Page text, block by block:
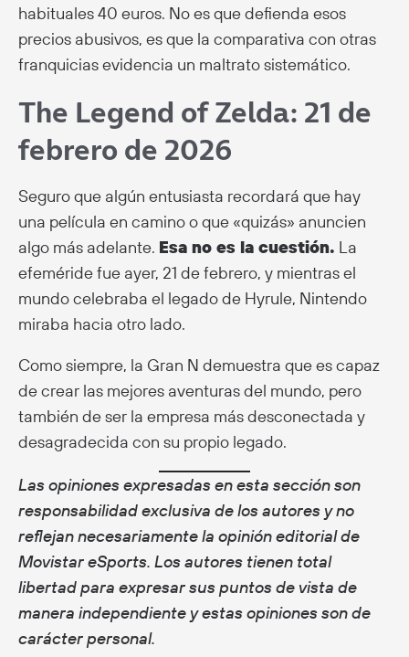
habituales 40 euros. No es que defienda esos
precios abusivos, es que la comparativa con otras
franquicias evidencia un maltrato sistemático.
The Legend of Zelda: 21 de
febrero de 2026
Seguro que algún entusiasta recordará que hay
una película en camino o que «quizás» anuncien
algo más adelante. Esa no es la cuestión. La
efeméride fue ayer, 21 de febrero, y mientras el
mundo celebraba el legado de Hyrule, Nintendo
miraba hacia otro lado.
Como siempre, la Gran N demuestra que es capaz
de crear las mejores aventuras del mundo, pero
también de ser la empresa más desconectada y
desagradecida con su propio legado.
Las opiniones expresadas en esta sección son
responsabilidad exclusiva de los autores y no
reflejan necesariamente la opinión editorial de
Movistar eSports. Los autores tienen total
libertad para expresar sus puntos de vista de
manera independiente y estas opiniones son de
carácter personal.